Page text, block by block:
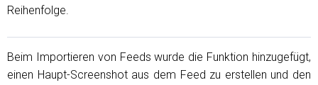
Reihenfolge.
Beim Importieren von Feeds wurde die Funktion hinzugefügt,
einen Haupt-Screenshot aus dem Feed zu erstellen und den